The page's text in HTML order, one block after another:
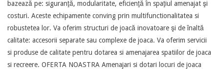
bazează pe: siguranţă, modularitate, eficienţă în spaţiul amenajat şi
costuri. Aceste echipamente conving prin multifunctionalitatea si
robustetea lor. Va oferim structuri de joacă inovatoare şi de înaltă
calitate: accesorii separate sau complexe de joaca. Va oferim servicii
si produse de calitate pentru dotarea si amenajarea spatiilor de joaca
si recreere. OFERTA NOASTRA Amenajari si dotari locuri de joaca